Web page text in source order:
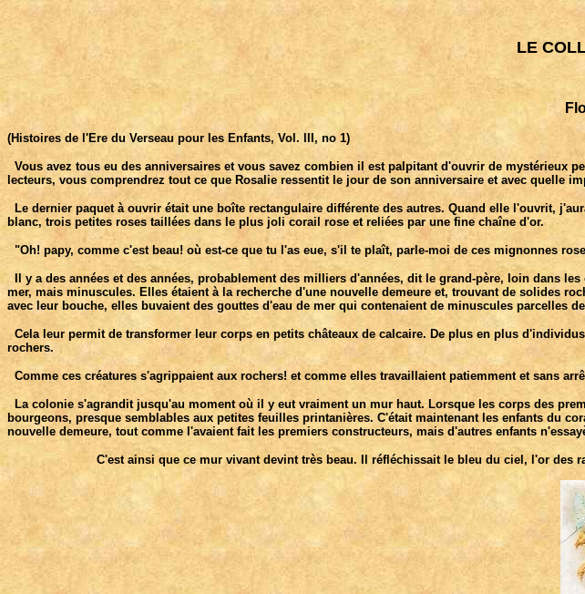
LE
(Histoires de l'Ere du Verseau pour les Enfants, Vol. III, no 1)
Vous avez tous eu des anniversaires et vous savez combien il est palpitant d'ouvrir de mystérieux
lecteurs, vous comprendrez tout ce que Rosalie ressentit le jour de son anniversaire et avec quelle
Le dernier paquet à ouvrir était une boîte rectangulaire différente des autres. Quand elle l'ouvrit,
blanc, trois petites roses taillées dans le plus joli corail rose et reliées par une fine chaîne d'or.
"Oh! papy, comme c'est beau! où est-ce que tu l'as eue, s'il te plaît, parle-moi de ces mignonnes
Il y a des années et des années, probablement des milliers d'années, dit le grand-père, loin dans
mer, mais minuscules. Elles étaient à la recherche d'une nouvelle demeure et, trouvant de solides
avec leur bouche, elles buvaient des gouttes d'eau de mer qui contenaient de minuscules parcelles
Cela leur permit de transformer leur corps en petits châteaux de calcaire. De plus en plus
rochers.
Comme ces créatures s'agrippaient aux rochers! et comme elles travaillaient patiemment et sans
La colonie s'agrandit jusqu'au moment où il y eut vraiment un mur haut. Lorsque les corps des
bourgeons, presque semblables aux petites feuilles printanières. C'était maintenant les enfants du
nouvelle demeure, tout comme l'avaient fait les premiers constructeurs, mais d'autres enfants
C'est ainsi que ce mur vivant devint très beau. Il réfléchissait le bleu du ciel, l'or